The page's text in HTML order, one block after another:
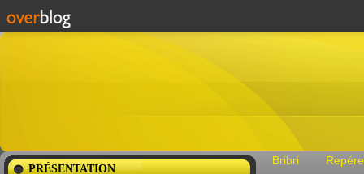
PRÉSENTATION
Bribri